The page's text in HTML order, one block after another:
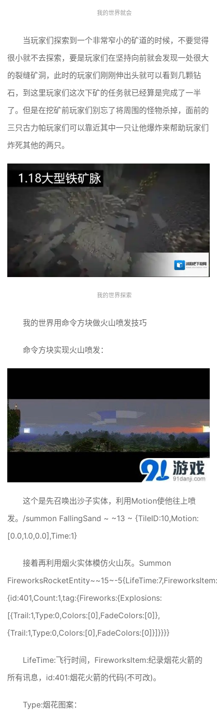
我的世界就会
当玩家们探索到一个非常窄小的矿道的时候，不要觉得
很小就不去探索，要是玩家们在坚持向前就会发现一处很大
的裂缝矿洞，此时的玩家们刚刚伸出头就可以看到几颗钻
石，到这里玩家们这次下矿的任务就已经算是完成了一半
了。但是在挖矿前玩家们别忘了将周围的怪物杀掉，面前的
三只古力帕玩家们可以靠近其中一只让他爆炸来帮助玩家们
炸死其他的两只。
我的世界探索
我的世界用命令方块做火山喷发技巧
命令方块实现火山喷发：
这个是先召唤出沙子实体，利用Motion使他往上喷
发。/summon FallingSand ~ ~13 ~ {TileID:10,Motion:
[0.0,1.0,0.0],Time:1}
接着再利用烟火实体模仿火山灰。Summon
FireworksRocketEntity~~15~-5{LifeTime:7,FireworksItem:
{id:401,Count:1,tag:{Fireworks:{Explosions:
[{Trail:1,Type:0,Colors:[0],FadeColors:[0]},
{Trail:1,Type:0,Colors:[0],FadeColors:[0]}]}}}}
LifeTime:飞行时间，FireworksItem:纪录烟花火箭的
所有讯息，id:401:烟花火箭的代码(不可改)。
Type:烟花图案：